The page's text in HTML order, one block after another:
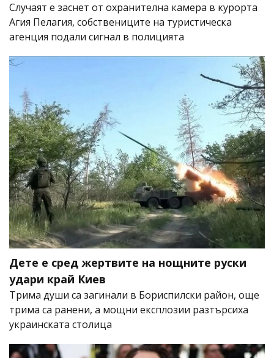
Случаят е заснет от охранителна камера в курорта
Агия Пелагия, собствениците на туристическа
агенция подали сигнал в полицията
Дете е сред жертвите на нощните руски
удари край Киев
Трима души са загинали в Бориспилски район, още
трима са ранени, а мощни експлозии разтърсиха
украинската столица